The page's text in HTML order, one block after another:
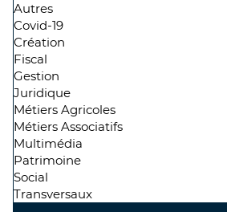
Autres
Covid-19
Création
Fiscal
Gestion
Juridique
Métiers Agricoles
Métiers Associatifs
Multimédia
Patrimoine
Social
Transversaux